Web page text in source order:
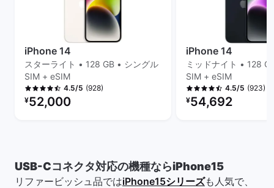
iPhone 14
スターライト • 128 GB • シングル
SIM + eSIM
4.5/5 (928)
リファービッシュ品の価格：
¥52,000
iPhone 14
ミッドナイト • 128
SIM + eSIM
4.5/5 (923)
リファービッシュ品の
¥54,692
USB-Cコネクタ対応の機種ならiPhone15
リファービッシュ品ではiPhone15シリーズも人気で、